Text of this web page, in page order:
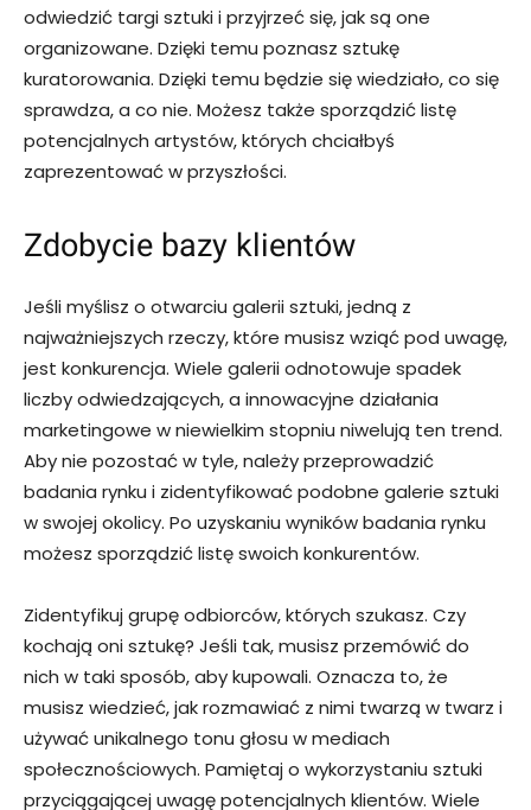
odwiedzić targi sztuki i przyjrzeć się, jak są one
organizowane. Dzięki temu poznasz sztukę
kuratorowania. Dzięki temu będzie się wiedziało, co się
sprawdza, a co nie. Możesz także sporządzić listę
potencjalnych artystów, których chciałbyś
zaprezentować w przyszłości.
Zdobycie bazy klientów
Jeśli myślisz o otwarciu galerii sztuki, jedną z
najważniejszych rzeczy, które musisz wziąć pod uwagę,
jest konkurencja. Wiele galerii odnotowuje spadek
liczby odwiedzających, a innowacyjne działania
marketingowe w niewielkim stopniu niwelują ten trend.
Aby nie pozostać w tyle, należy przeprowadzić
badania rynku i zidentyfikować podobne galerie sztuki
w swojej okolicy. Po uzyskaniu wyników badania rynku
możesz sporządzić listę swoich konkurentów.
Zidentyfikuj grupę odbiorców, których szukasz. Czy
kochają oni sztukę? Jeśli tak, musisz przemówić do
nich w taki sposób, aby kupowali. Oznacza to, że
musisz wiedzieć, jak rozmawiać z nimi twarzą w twarz i
używać unikalnego tonu głosu w mediach
społecznościowych. Pamiętaj o wykorzystaniu sztuki
przyciągającej uwagę potencjalnych klientów. Wiele